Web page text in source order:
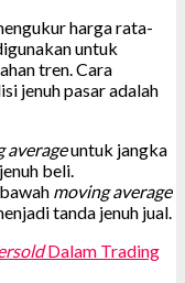
harga rata-
untuk
tren. Cara
jenuh pasar adalah
averageuntuk jangka
beli.
moving average
tanda jenuh jual.
Dalam Trading